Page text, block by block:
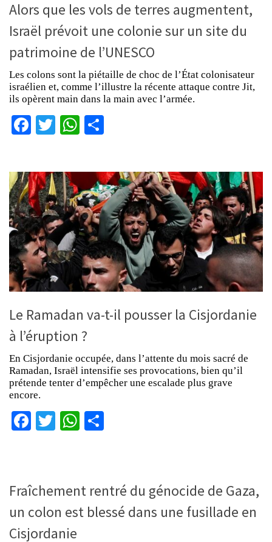
Alors que les vols de terres augmentent,
Israël prévoit une colonie sur un site du
patrimoine de l’UNESCO
Les colons sont la piétaille de choc de l’État colonisateur
israélien et, comme l’illustre la récente attaque contre Jit,
ils opèrent main dans la main avec l’armée.
Facebook
TwitterWhatsApp
Le Ramadan va-t-il pousser la Cisjordanie
à l’éruption ?
En Cisjordanie occupée, dans l’attente du mois sacré de
Ramadan, Israël intensifie ses provocations, bien qu’il
prétende tenter d’empêcher une escalade plus grave
encore.
Facebook
TwitterWhatsApp
Fraîchement rentré du génocide de Gaza,
un colon est blessé dans une fusillade en
Cisjordanie